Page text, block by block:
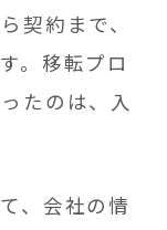
契約まで、
。移転プロ
たのは、
入
、会社の情